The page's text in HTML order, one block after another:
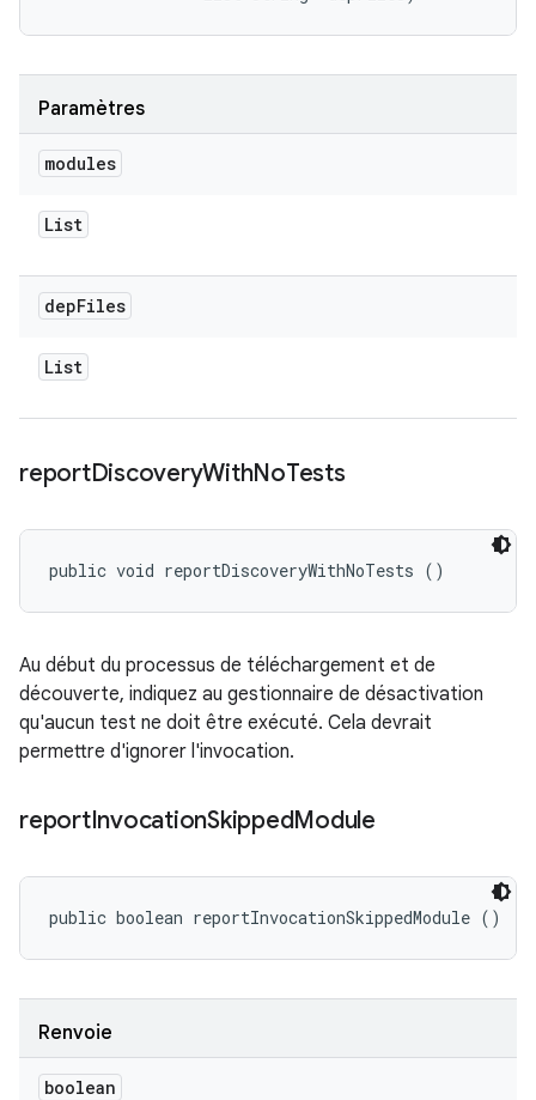
Paramètres
modules
List
depFiles
List
reportDiscoveryWithNoTests
public void reportDiscoveryWithNoTests ()
Au début du processus de téléchargement et de
découverte, indiquez au gestionnaire de désactivation
qu'aucun test ne doit être exécuté. Cela devrait
permettre d'ignorer l'invocation.
reportInvocationSkippedModule
public boolean reportInvocationSkippedModule ()
Renvoie
boolean